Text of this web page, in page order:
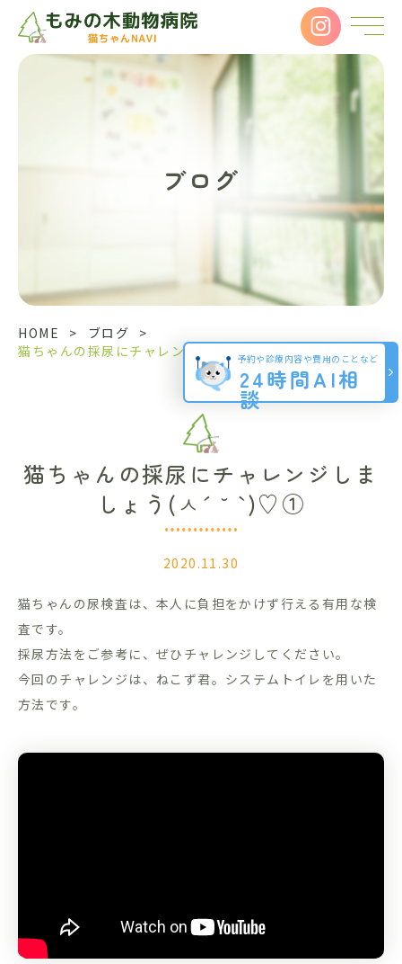
ブログ
HOME > ブログ
>
猫ちゃんの採尿にチャレンジしましょう(ㅅ･･･
猫ちゃんの採尿にチャレンジしま
しょう(ㅅ´ ˘ `)♡①
2020.11.30
猫ちゃんの尿検査は、本人に負担をかけず行える有用な検
査です。
採尿方法をご参考に、ぜひチャレンジしてください。
今回のチャレンジは、ねこず君。システムトイレを用いた
方法です。
予約や診療内容や費用のことなど
24時間AI相
談